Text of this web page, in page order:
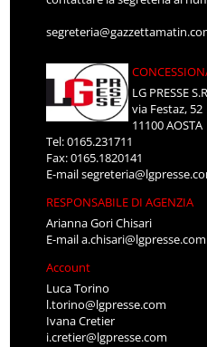
LG PRESSE
via Festaz, 52
11100 AOSTA
Tel: 0165.231711
Fax: 0165.1820141
E-mail
RESPONSABILE DI AGENZIA
Arianna Gori Chisari
E-maila.chisari@lgpresse.com
Account
Luca Torino
l.torino@lgpresse.com
Ivana Cretier
i.cretier@lgpresse.com